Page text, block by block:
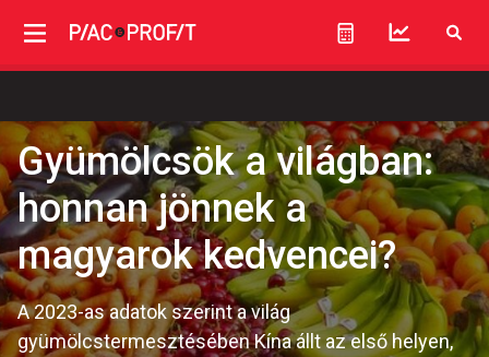
Gyümölcsök a világban:
honnan jönnek a
magyarok kedvencei?
A 2023-as adatok szerint a világ
gyümölcstermesztésében Kína állt az első helyen,